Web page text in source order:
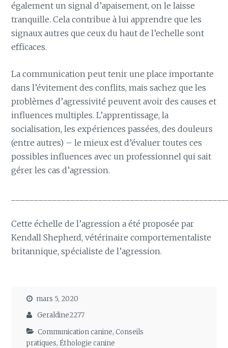
également un signal d’apaisement, on le laisse
tranquille. Cela contribue à lui apprendre que les
signaux autres que ceux du haut de l’echelle sont
efficaces.
La communication peut tenir une place importante
dans l’évitement des conflits, mais sachez que les
problèmes d’agressivité peuvent avoir des causes et
influences multiples. L’apprentissage, la
socialisation, les expériences passées, des douleurs
(entre autres) – le mieux est d’évaluer toutes ces
possibles influences avec un professionnel qui sait
gérer les cas d’agression.
Cette échelle de l’agression a été proposée par
Kendall Shepherd, vétérinaire comportementaliste
britannique, spécialiste de l’agression.
mars 5, 2020
Geraldine2277
Communication canine,Conseils
pratiques,Éthologie canine